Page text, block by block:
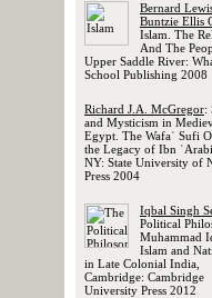
Bernard
Buntzie Ellis
Islam. The
And The
Upper Saddle River:
School Publishing 2008
Richard J.A. McGregor:
and Mysticism in
Egypt. The Wafaʾ Sufi
the Legacy of Ibn
NY: State University of
Press 2004
Iqbal Singh
Political
Muhammad
Islam and
in Late Colonial India,
Cambridge: Cambridge
University Press 2012